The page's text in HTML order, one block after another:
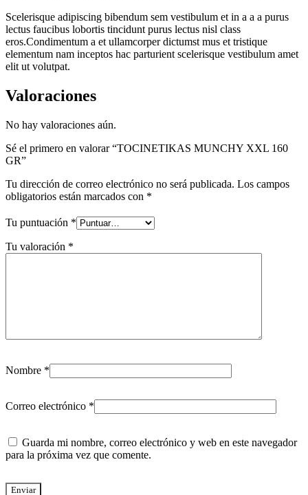
Scelerisque adipiscing bibendum sem vestibulum et in a a a purus
lectus faucibus lobortis tincidunt purus lectus nisl class
eros.Condimentum a et ullamcorper dictumst mus et tristique
elementum nam inceptos hac parturient scelerisque vestibulum amet
elit ut volutpat.
Valoraciones
No hay valoraciones aún.
Sé el primero en valorar “TOCINETIKAS MUNCHY XXL 160
GR”
Tu dirección de correo electrónico no será publicada. Los campos
obligatorios están marcados con *
Tu puntuación *
Tu valoración *
Nombre *
Correo electrónico *
Guarda mi nombre, correo electrónico y web en este navegador
para la próxima vez que comente.